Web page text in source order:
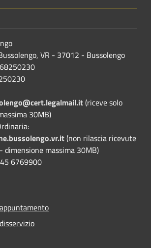
VR - 37012 - Bussolengo
(riceve solo
30MB)
(non rilascia ricevute
dimensione massima 30MB)
6769900